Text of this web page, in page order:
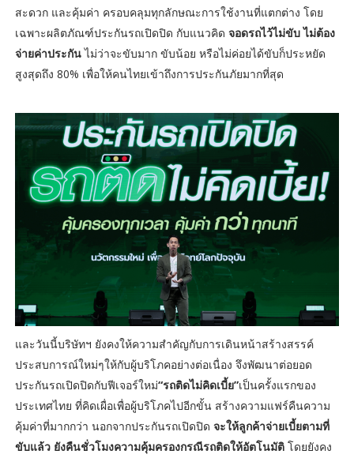
สะดวก และคุ้มค่า ครอบคลุมทุกลักษณะการใช้งานที่แตกต่าง โดย
เฉพาะผลิตภัณฑ์ประกันรถเปิดปิด กับแนวคิด จอดรถไว้ไม่ขับ ไม่ต้อง
จ่ายค่าประกันไม่ว่าจะขับมาก ขับน้อย หรือไม่ค่อยได้ขับก็ประหยัด
สูงสุดถึง 80% เพื่อให้คนไทยเข้าถึงการประกันภัยมากที่สุด
และวันนี้บริษัทฯ ยังคงให้ความสำคัญกับการเดินหน้าสร้างสรรค์
ประสบการณ์ใหม่ๆให้กับผู้บริโภคอย่างต่อเนื่อง จึงพัฒนาต่อยอด
ประกันรถเปิดปิดกับฟีเจอร์ใหม่“รถติดไม่คิดเบี้ย”เป็นครั้งแรกของ
ประเทศไทย ที่คิดเผื่อเพื่อผู้บริโภคไปอีกขั้น สร้างความแฟร์คืนความ
คุ้มค่าที่มากกว่า นอกจากประกันรถเปิดปิด จะให้ลูกค้าจ่ายเบี้ยตามที่
ขับแล้ว ยังคืนชั่วโมงความคุ้มครองกรณีรถติดให้อัตโนมัติ โดยยังคง